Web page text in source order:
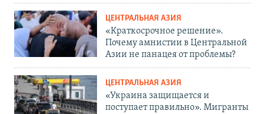
ЦЕНТРАЛЬНАЯ АЗИЯ
«Краткосрочное решение».
Почему амнистии в Центральной
Азии не панацея от проблемы?
ЦЕНТРАЛЬНАЯ АЗИЯ
«Украина защищается и
поступает правильно». Мигранты